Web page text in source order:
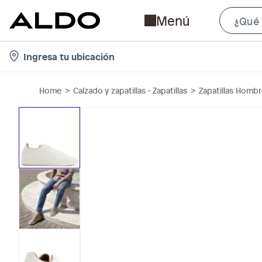
Menú
Ingresa tu ubicación
Home Calzado y zapatillas - Zapatillas Zapatillas